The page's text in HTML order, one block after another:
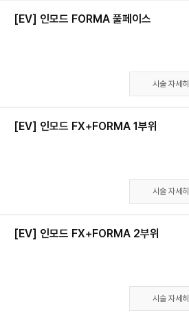
[EV] 인모드 FORMA 풀페이스
시술 자세히
[EV] 인모드 FX+FORMA 1부위
시술 자세히
[EV] 인모드 FX+FORMA 2부위
시술 자세히